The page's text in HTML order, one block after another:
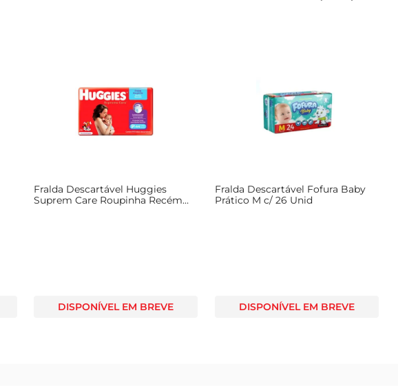
Fralda Descartável Huggies
Suprem Care Roupinha Recém
DISPONÍVEL EM BREVE
Fralda Descartável Fofura Baby
Prático M c/ 26 Unid
DISPONÍVEL EM BREVE